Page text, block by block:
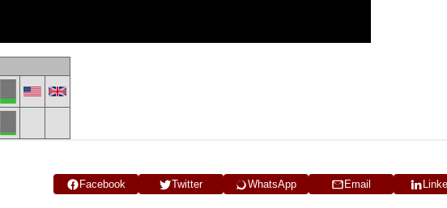
Facebook Twitter WhatsApp Email